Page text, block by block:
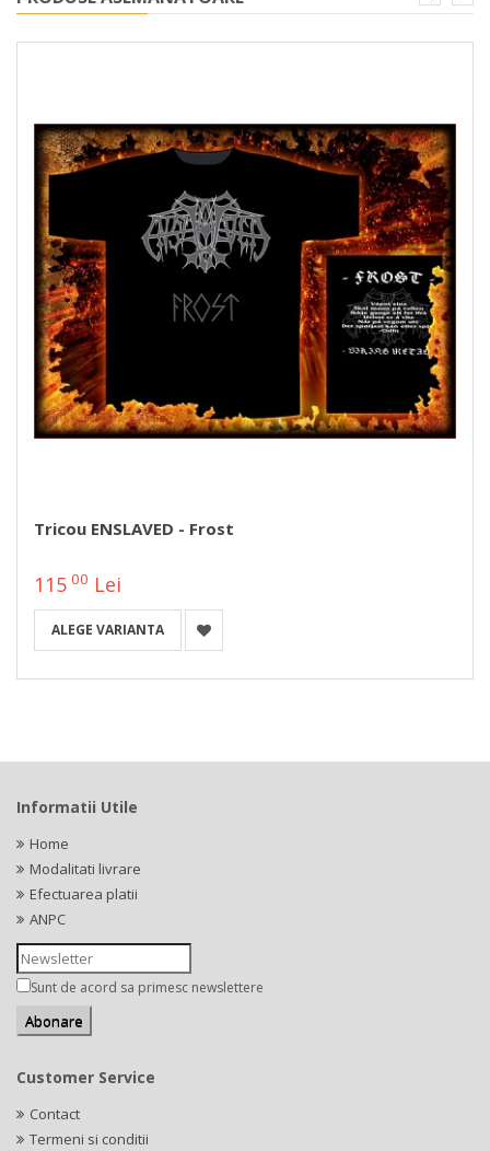
Tricou ENSLAVED - Frost
115 00 Lei
ALEGE VARIANTA
Informatii Utile
Home
Modalitati livrare
Efectuarea platii
ANPC
Sunt de acord sa primesc newslettere
Customer Service
Contact
Termeni si conditii